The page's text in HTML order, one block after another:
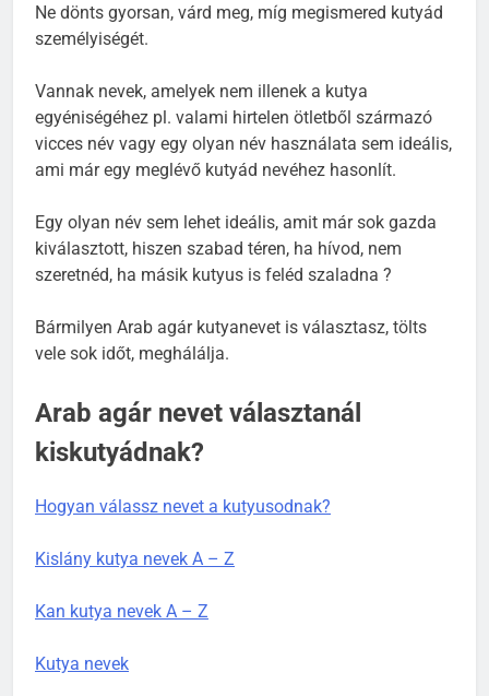
Ne dönts gyorsan, várd meg, míg megismered kutyád
személyiségét.
Vannak nevek, amelyek nem illenek a kutya
egyéniségéhez pl. valami hirtelen ötletből származó
vicces név vagy egy olyan név használata sem ideális,
ami már egy meglévő kutyád nevéhez hasonlít.
Egy olyan név sem lehet ideális, amit már sok gazda
kiválasztott, hiszen szabad téren, ha hívod, nem
szeretnéd, ha másik kutyus is feléd szaladna ?
Bármilyen Arab agár kutyanevet is választasz, tölts
vele sok időt, meghálálja.
Arab agár nevet választanál
kiskutyádnak?
Hogyan válassz nevet a kutyusodnak?
Kislány kutya nevek A – Z
Kan kutya nevek A – Z
Kutya nevek